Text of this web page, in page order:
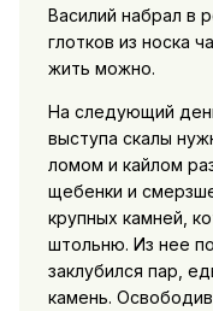
Василий набрал в
глотков из носка
жить можно.
На следующий
выступа скалы
ломом и кайлом
щебенки и
крупных камней,
штольню. Из нее
заклубился пар,
камень.